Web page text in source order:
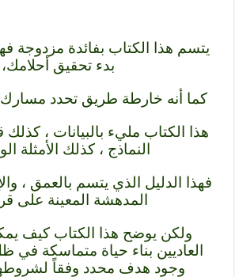
يتسم هذا الكتاب بفائدة مزدوجة
بدء تحقيق أحلامك،
كما أنه خارطة طريق تحدد مسارك
هذا الكتاب مليء بالبيانات ،
النماذج ، كذلك الأمثلة
فهذا الدليل الذي يتسم بالعمق ،
المدهشة المعينة على
ولكن يوضح هذا الكتاب كيف
العاديين بناء حياة متماسكة في
وجود هدف محدد وفقاً